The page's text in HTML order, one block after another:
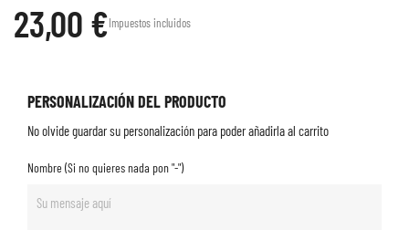
23,00 €Impuestos incluidos
PERSONALIZACIÓN DEL PRODUCTO
No olvide guardar su personalización para poder añadirla al carrito
Nombre (Si no quieres nada pon "-")